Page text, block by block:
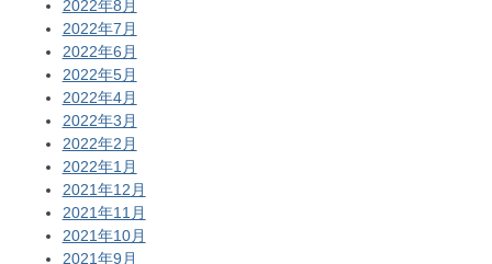
2022年8月
2022年7月
2022年6月
2022年5月
2022年4月
2022年3月
2022年2月
2022年1月
2021年12月
2021年11月
2021年10月
2021年9月